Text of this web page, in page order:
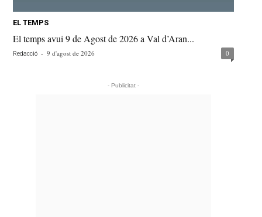
EL TEMPS
El temps avui 9 de Agost de 2026 a Val d’Aran...
Redacció - 9 d'agost de 2026 0
- Publicitat -